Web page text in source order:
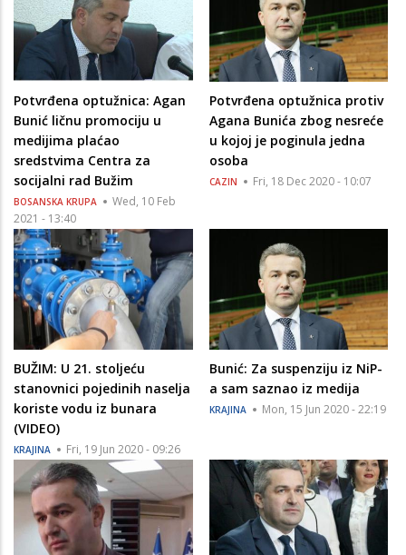
Potvrđena optužnica: Agan
Bunić ličnu promociju u
medijima plaćao
sredstvima Centra za
socijalni rad Bužim
BOSANSKA KRUPA
Wed, 10 Feb
2021 - 13:40
Potvrđena optužnica protiv
Agana Bunića zbog nesreće
u kojoj je poginula jedna
osoba
CAZIN Fri, 18 Dec 2020 - 10:07
BUŽIM: U 21. stoljeću
stanovnici pojedinih naselja
koriste vodu iz bunara
(VIDEO)
KRAJINA Fri, 19 Jun 2020 - 09:26
Bunić: Za suspenziju iz NiP-
a sam saznao iz medija
KRAJINA Mon, 15 Jun 2020 - 22:19